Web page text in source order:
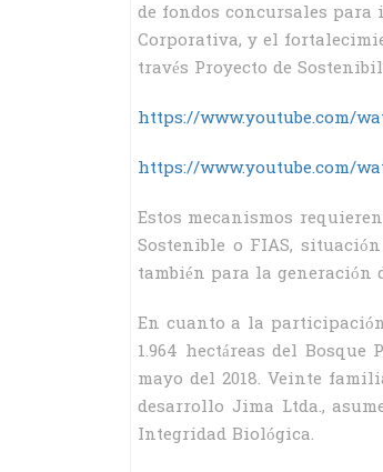
de fondos concursales
Corporativa, y el
través Proyecto de
https://www.youtube.com/
https://www.youtube.com/
Estos mecanismos
Sostenible o FIAS,
también para la generación
En cuanto a la
1.964 hectáreas del
mayo del 2018. Veinte
desarrollo Jima Ltda.,
Integridad Biológica.